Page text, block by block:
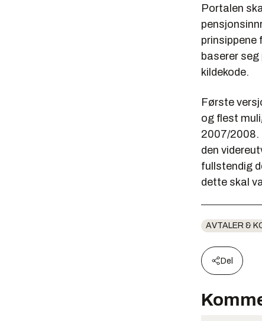
Portalen
prinsippene
baserer
kildekode.
Første
og flest
2007/2008.
den
fullstendig
dette skal
AVTALER &
Del